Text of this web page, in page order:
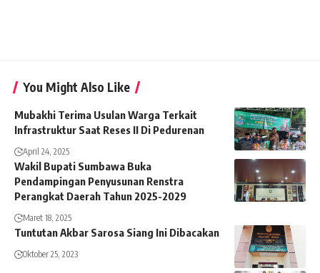
You Might Also Like
Mubakhi Terima Usulan Warga Terkait
Infrastruktur Saat Reses II Di Pedurenan
April 24, 2025
Wakil Bupati Sumbawa Buka
Pendampingan Penyusunan Renstra
Perangkat Daerah Tahun 2025-2029
Maret 18, 2025
Tuntutan Akbar Sarosa Siang Ini Dibacakan
Oktober 25, 2023